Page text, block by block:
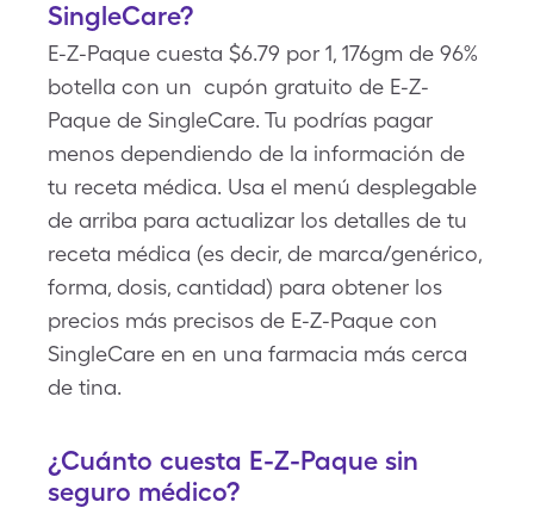
SingleCare?
E-Z-Paque cuesta $6.79 por 1, 176gm de 96%
botella con un cupón gratuito de E-Z-
Paque de SingleCare. Tu podrías pagar
menos dependiendo de la información de
tu receta médica. Usa el menú desplegable
de arriba para actualizar los detalles de tu
receta médica (es decir, de marca/genérico,
forma, dosis, cantidad) para obtener los
precios más precisos de E-Z-Paque con
SingleCare en en una farmacia más cerca
de tina.
¿Cuánto cuesta E-Z-Paque sin
seguro médico?